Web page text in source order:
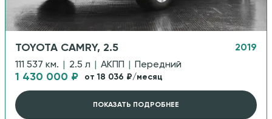
TOYOTA CAMRY, 2.5
2019
111 537 км.
2.5 л АКПП Передний
1 430 000 ₽ от 18 036 ₽/месяц
ПОКАЗАТЬ ПОДРОБНЕЕ